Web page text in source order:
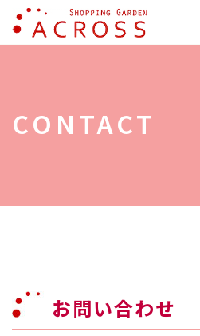
ショ
CONTACT
お問い合わせ